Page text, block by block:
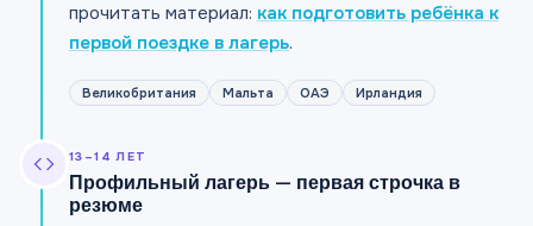
прочитать материал: как подготовить ребёнка к
первой поездке в лагерь.
Великобритания Мальта ОАЭ Ирландия
13–14 ЛЕТ
Профильный лагерь — первая строчка в
резюме